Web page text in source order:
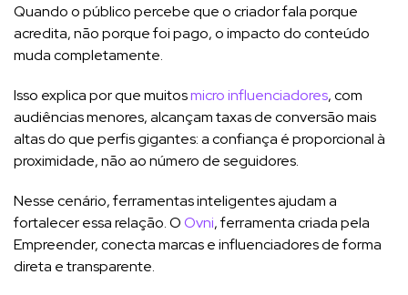
Quando o público percebe que o criador fala porque
acredita, não porque foi pago, o impacto do conteúdo
muda completamente.
Isso explica por que muitosmicro influenciadores, com
audiências menores, alcançam taxas de conversão mais
altas do que perfis gigantes: a confiança é proporcional à
proximidade, não ao número de seguidores.
Nesse cenário, ferramentas inteligentes ajudam a
fortalecer essa relação. OOvni, ferramenta criada pela
Empreender, conecta marcas e influenciadores de forma
direta e transparente.